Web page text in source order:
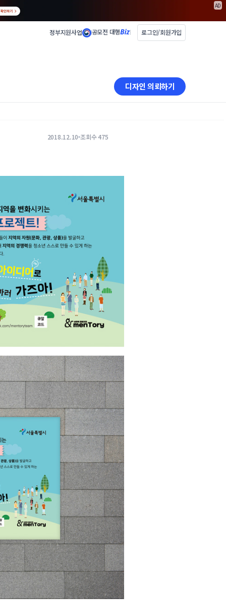
AD
정부지원사업 공모전 대행 로그인/회원가입
디자인 의뢰하기
2018.12.10 조회수 475